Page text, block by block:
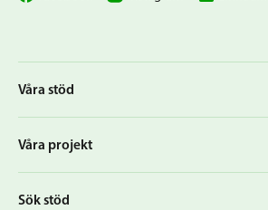
Våra stöd
Våra projekt
Sök stöd